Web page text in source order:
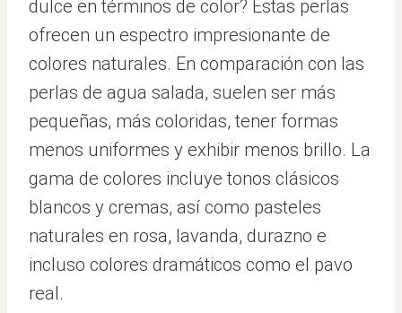
dulce en términos de color? Estas perlas
ofrecen un espectro impresionante de
colores naturales. En comparación con las
perlas de agua salada, suelen ser más
pequeñas, más coloridas, tener formas
menos uniformes y exhibir menos brillo. La
gama de colores incluye tonos clásicos
blancos y cremas, así como pasteles
naturales en rosa, lavanda, durazno e
incluso colores dramáticos como el pavo
real.